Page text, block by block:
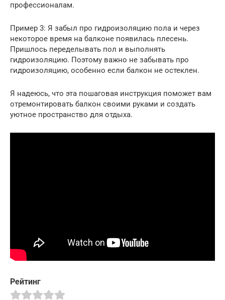
профессионалам.
Пример 3: Я забыл про гидроизоляцию пола и через
некоторое время на балконе появилась плесень.
Пришлось переделывать пол и выполнять
гидроизоляцию. Поэтому важно не забывать про
гидроизоляцию, особенно если балкон не остеклен.
Я надеюсь, что эта пошаговая инструкция поможет вам
отремонтировать балкон своими руками и создать
уютное пространство для отдыха.
Рейтинг